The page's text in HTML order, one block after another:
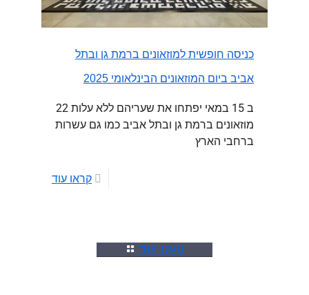
כניסה חופשית למוזאונים ברמת גן ובתל
אביב ביום המוזאונים הבינלאומי 2025
ב 15 במאי יפתחו את שעריהם ללא עלות 22
מוזאונים ברמת גן ובתל אביב כמו גם עשרות
ברחבי הארץ
קראו עוד
טענו עוד